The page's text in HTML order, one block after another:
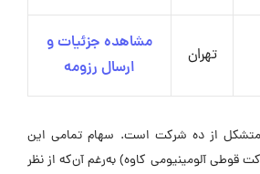
تهران
مشاهده جزئیات و
ارسال رزومه
متشکل از ده شرکت است. سهام تمامی این
قوطی آلومینیومی کاوه) به‌رغم آن‌که از نظر